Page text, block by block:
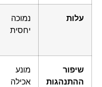
עלות
נמוכה
יחסית
שיפור
ההתנהגות
מונע
אכילה